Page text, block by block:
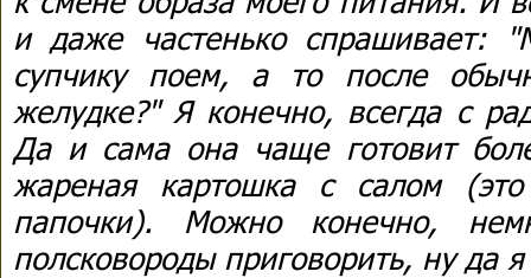
и даже частенько спрашивает:
супчику поем, а то после
желудке?" Я конечно, всегда с
Да и сама она чаще готовит
жареная картошка с салом
папочки). Можно конечно,
полсковороды приговорить, ну да